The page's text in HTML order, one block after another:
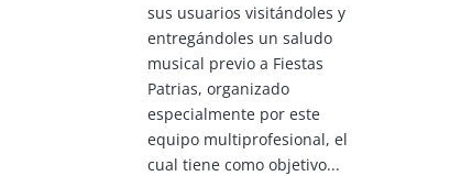
sus usuarios visitándoles y
entregándoles un saludo
musical previo a Fiestas
Patrias, organizado
especialmente por este
equipo multiprofesional, el
cual tiene como objetivo...